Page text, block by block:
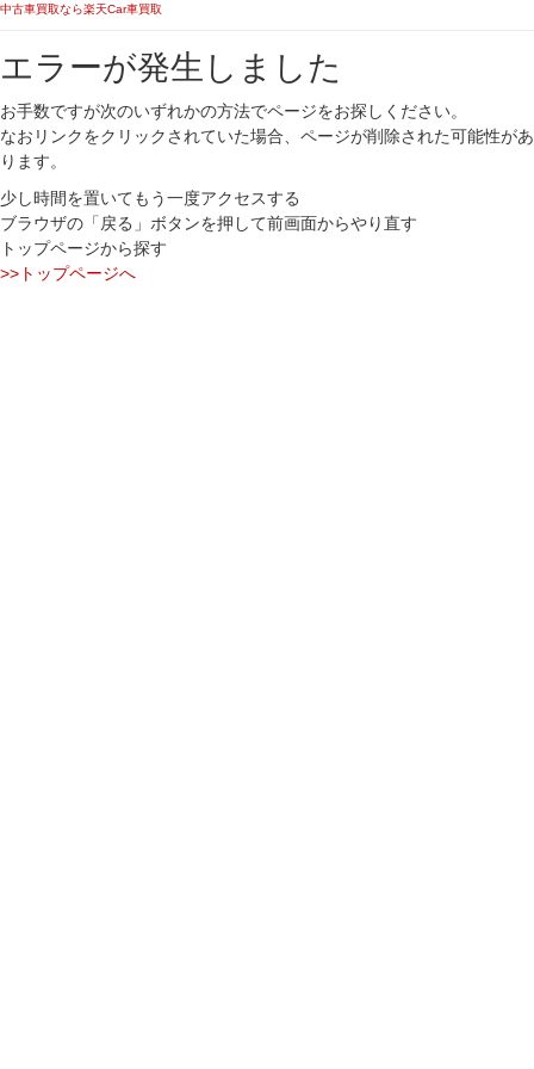
中古車買取なら楽天Car車買取
エラーが発生しました
お手数ですが次のいずれかの方法でページをお探しください。
なおリンクをクリックされていた場合、ページが削除された可能性があ
ります。
少し時間を置いてもう一度アクセスする
ブラウザの「戻る」ボタンを押して前画面からやり直す
トップページから探す
>>トップページへ